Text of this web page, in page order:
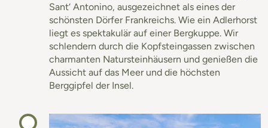
Sant‘ Antonino, ausgezeichnet als eines der
schönsten Dörfer Frankreichs. Wie ein Adlerhorst
liegt es spektakulär auf einer Bergkuppe. Wir
schlendern durch die Kopfsteingassen zwischen
charmanten Natursteinhäusern und genießen die
Aussicht auf das Meer und die höchsten
Berggipfel der Insel.